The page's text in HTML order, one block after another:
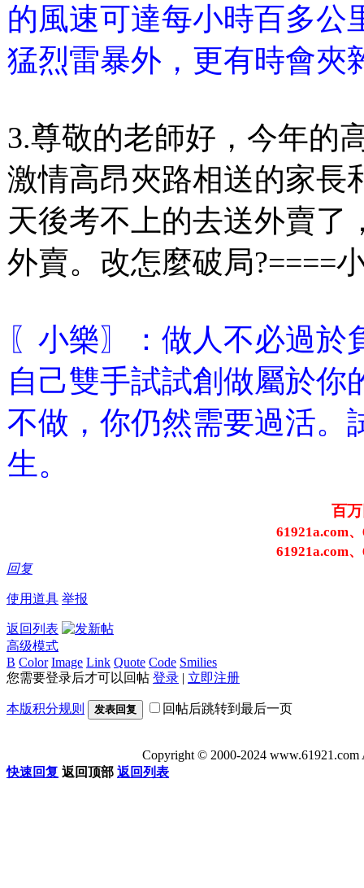
的風速可達每小時百多公
猛烈雷暴外，更有時會夾
3.尊敬的老師好，今年的
激情高昂夾路相送的家長
天後考不上的去送外賣了
外賣。改怎麼破局?====
〖小樂〗：做人不必過
自己雙手試試創做屬於你
不做，你仍然需要過活。
生。
百
61921a.com
61921a.com
回复
使用道具 举报
返回列表
高级模式
B Color Image Link Quote Code Smilies
您需要登录后才可以回帖 登录 | 立即注册
本版积分规则 发表回复 回帖后跳转到最后一页
Copyright © 2000-2024
快速回复 返回顶部 返回列表